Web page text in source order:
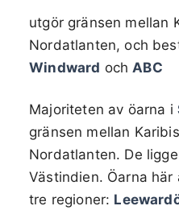
utgör gränsen mellan
Nordatlanten, och
Windward och ABC
Majoriteten av öarna i
gränsen mellan
Nordatlanten. De
Västindien. Öarna
tre regioner: